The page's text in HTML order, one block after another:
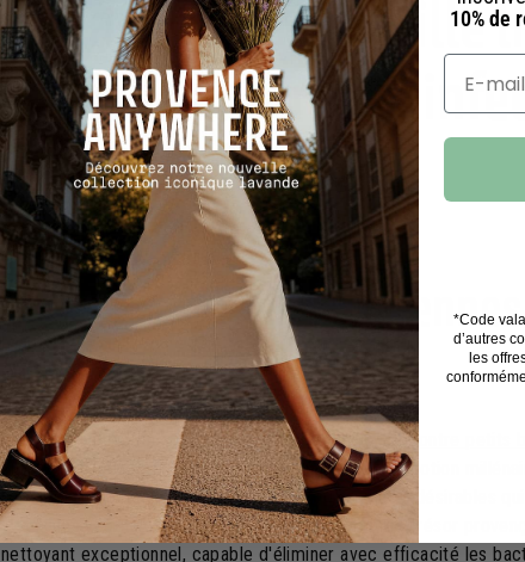
Le savon de Marseille
efficace contre les
cutanées ?
Propriétés
du savon de Marseille
Lorsque l'on évoque le savon de Marseille efficace contre petits
propriétés antibactériennes et antifongiques. Cette potion
une arme redoutable contre les micro-organismes indésirables
Les huiles végétales saponifiées qui composent ce trésor
nettoyant exceptionnel, capable d'éliminer avec efficacité les
10% de
*Code
d’autres
les